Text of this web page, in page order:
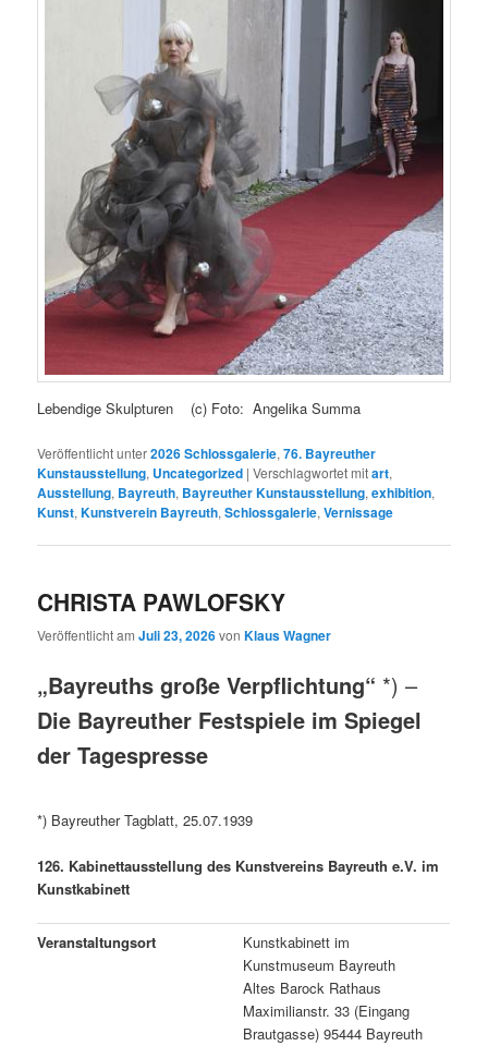
Lebendige Skulpturen (c) Foto: Angelika Summa
Veröffentlicht unter2026 Schlossgalerie,76. Bayreuther
Kunstausstellung, Uncategorized |Verschlagwortet mitart,
Ausstellung, Bayreuth, Bayreuther Kunstausstellung,exhibition,
Kunst,Kunstverein Bayreuth,Schlossgalerie,Vernissage
CHRISTA PAWLOFSKY
Veröffentlicht amJuli 23, 2026vonKlaus Wagner
„Bayreuths große Verpflichtung“ *) –
Die Bayreuther Festspiele im Spiegel
der Tagespresse
*) Bayreuther Tagblatt, 25.07.1939
126. Kabinettausstellung des Kunstvereins Bayreuth e.V. im
Kunstkabinett
Veranstaltungsort
Kunstkabinett im
Kunstmuseum Bayreuth
Altes Barock Rathaus
Maximilianstr. 33 (Eingang
Brautgasse) 95444 Bayreuth